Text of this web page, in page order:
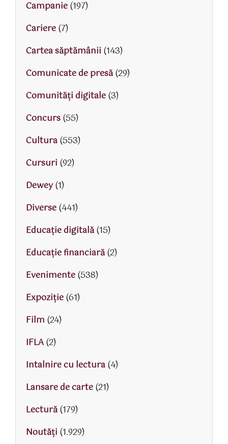
Campanie(197)
Cariere(7)
Cartea săptămânii (143)
Comunicate de presă(29)
Comunități digitale(3)
Concurs(55)
Cultura(553)
Cursuri (92)
Dewey(1)
Diverse(441)
Educaţie digitală(15)
Educaţie financiară(2)
Evenimente(538)
Expoziție(61)
Film (24)
IFLA(2)
Intalnire cu lectura(4)
Lansare de carte(21)
Lectură(179)
Noutăți (1.929)